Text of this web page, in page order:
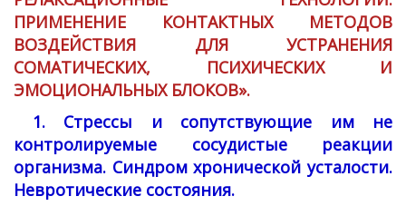
ПРИМЕНЕНИЕ КОНТАКТНЫХ МЕТОДОВ
ВОЗДЕЙСТВИЯ ДЛЯ УСТРАНЕНИЯ
СОМАТИЧЕСКИХ, ПСИХИЧЕСКИХ И
ЭМОЦИОНАЛЬНЫХ БЛОКОВ».
1. Стрессы и сопутствующие им не
контролируемые сосудистые реакции
организма. Синдром хронической усталости.
Невротические состояния.